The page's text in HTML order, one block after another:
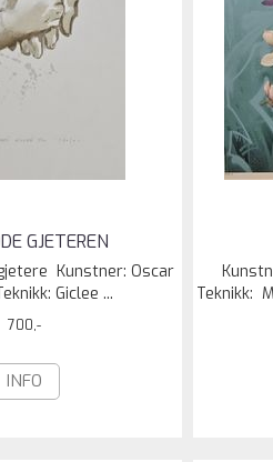
GJETEREN
Kunstner: Oscar
Giclee ...
700,-
INFO
Teknikk: